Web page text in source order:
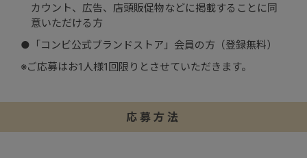
カウント、広告、店頭販促物などに掲載することに同
意いただける方
●「コンビ公式ブランドストア」会員の方（登録無料）
※ご応募はお1人様1回限りとさせていただきます。
応募方法